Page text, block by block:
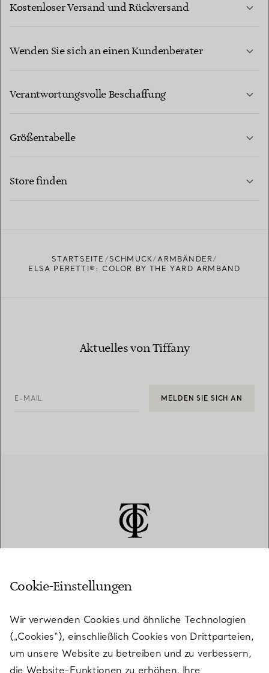
Kostenloser Versand und Rückversand
Wenden Sie sich an einen Kundenberater
Verantwortungsvolle Beschaffung
Größentabelle
Store finden
STARTSEITE SCHMUCK
ARMBÄNDER
ELSA PERETTI®: COLOR BY THE YARD ARMBAND
Aktuelles von Tiffany
E-MAIL MELDEN SIE SICH AN
KUNDENSERVICE
SERVICES
Cookie-Einstellungen
Wir verwenden Cookies und ähnliche Technologien
(„Cookies“), einschließlich Cookies von Drittparteien,
um unsere Website zu betreiben und zu verbessern,
die Website-Funktionen zu erhöhen, Ihre